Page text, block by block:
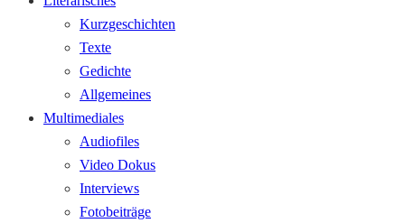
Kurzgeschichten
Texte
Gedichte
Allgemeines
Multimediales
Audiofiles
Video Dokus
Interviews
Fotobeiträge